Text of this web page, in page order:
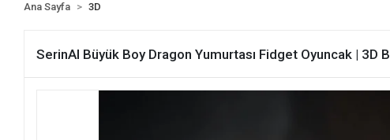
Ana Sayfa 3D
SerinAl Büyük Boy Dragon Yumurtası Fidget Oyuncak | 3D